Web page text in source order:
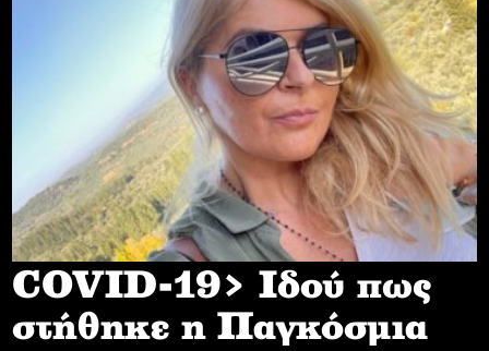
COVID-19> Iδού πως
στήθηκε η Παγκόσμια